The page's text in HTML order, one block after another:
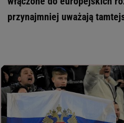
przynajmniej uważają